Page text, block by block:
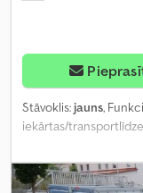
Stāvoklis: jauns,
iekārtas/
konfigurācija:1 ass,
vietas platums:1 280